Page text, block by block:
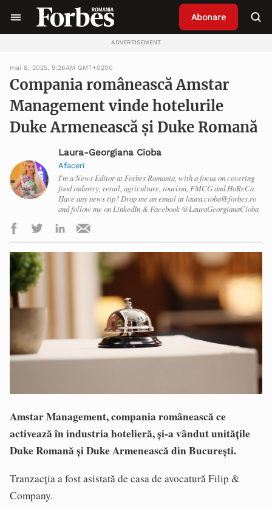
Abonare
ADVERTISEMENT
mai 8, 2025, 9:26AM GMT+0200
Compania românească Amstar
Management vinde hotelurile
Duke Armenească și Duke Romană
Laura-Georgiana Cioba
Afaceri
I'm a News Editor at Forbes Romania, with a focus on covering
food industry, retail, agriculture, tourism, FMCG and HoReCa.
Have any news tip? Drop me an email at laura.cioba@forbes.ro
and follow me on LinkedIn & Facebook @LauraGeorgianaCioba
Amstar Management, compania românească ce
activează în industria hotelieră, și-a vândut unităţile
Duke Romană şi Duke Armenească din Bucureşti.
Tranzacția a fost asistată de casa de avocatură Filip &
Company.